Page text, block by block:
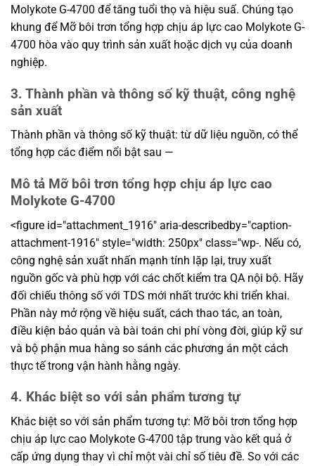
Molykote G-4700 để tăng tuổi thọ và hiệu suấ. Chúng tạo
khung để Mỡ bôi trơn tổng hợp chịu áp lực cao Molykote G-
4700 hòa vào quy trình sản xuất hoặc dịch vụ của doanh
nghiệp.
3. Thành phần và thông số kỹ thuật, công nghệ
sản xuất
Thành phần và thông số kỹ thuật: từ dữ liệu nguồn, có thể
tổng hợp các điểm nổi bật sau —
Mô tả Mỡ bôi trơn tổng hợp chịu áp lực cao
Molykote G-4700
<figure id="attachment_1916" aria-describedby="caption-
attachment-1916" style="width: 250px" class="wp-. Nếu có,
công nghệ sản xuất nhấn mạnh tính lặp lại, truy xuất
nguồn gốc và phù hợp với các chốt kiểm tra QA nội bộ. Hãy
đối chiếu thông số với TDS mới nhất trước khi triển khai.
Phần này mở rộng về hiệu suất, cách thao tác, an toàn,
điều kiện bảo quản và bài toán chi phí vòng đời, giúp kỹ sư
và bộ phận mua hàng so sánh các phương án một cách
thực tế trong vận hành hằng ngày.
4. Khác biệt so với sản phẩm tương tự
Khác biệt so với sản phẩm tương tự: Mỡ bôi trơn tổng hợp
chịu áp lực cao Molykote G-4700 tập trung vào kết quả ở
cấp ứng dụng thay vì chỉ một vài chỉ số tiêu đề. So với các